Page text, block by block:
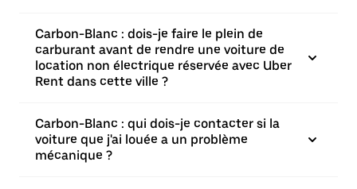
Carbon-Blanc : dois-je faire le plein de
carburant avant de rendre une voiture de
location non électrique réservée avec Uber
Rent dans cette ville ?
Carbon-Blanc : qui dois-je contacter si la
voiture que j'ai louée a un problème
mécanique ?